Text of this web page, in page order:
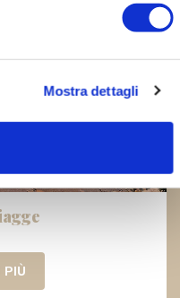
Mostra dettagli
PIÙ